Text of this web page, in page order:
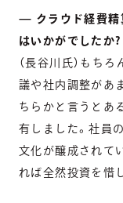
— クラウド経費精
はいかがでしたか?
（長谷川氏）もち
議や社内調整があ
ちらかと言うとあ
有しました。社員
文化が醸成されて
れば全然投資を惜